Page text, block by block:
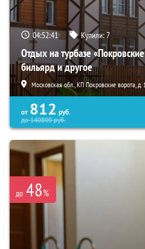
04:52:39 Купили:7
Отдых на турбазе
бильярд и другое
Московская обл., КП Покровские ворота, д.
от 812 руб.
до140800руб.
до 48%